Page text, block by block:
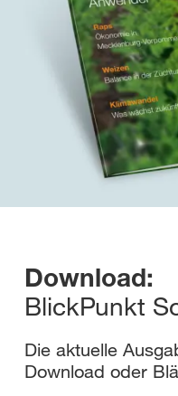
Download:
BlickPunkt
Die aktuelle
Download oder